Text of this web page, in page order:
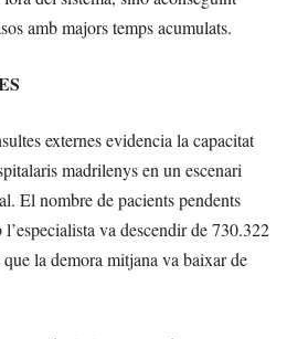
amb majors temps acumulats.
externes evidencia la capacitat
madrilenys en un escenari
El nombre de pacients pendents
va descendir de 730.322
la demora mitjana va baixar de